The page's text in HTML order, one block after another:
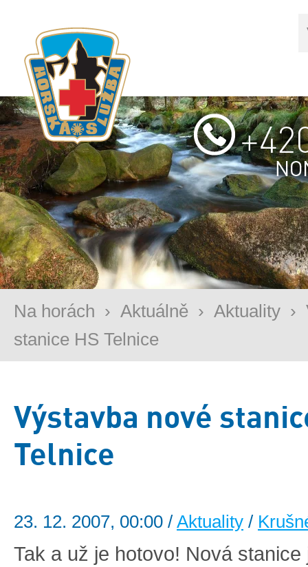
Na horách › Aktuálně › Aktuality ›
stanice HS Telnice
Výstavba nové
Telnice
23. 12. 2007, 00:00 / Aktuality /
Tak a už je hotovo! Nová stanice